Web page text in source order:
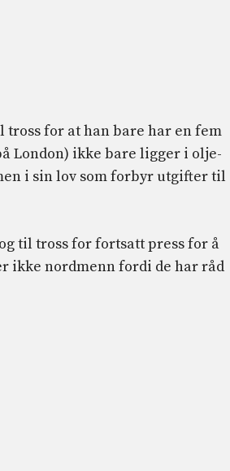
for at han bare har en fem
London) ikke bare ligger i olje-
i sin lov som forbyr utgifter til
til tross for fortsatt press for å
ikke nordmenn fordi de har råd